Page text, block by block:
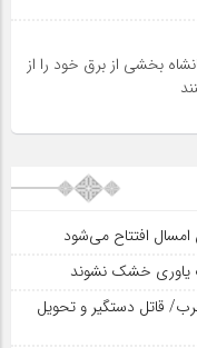
بخشی از برق خود را از
امسال افتتاح می‌شود
یاوری خشک نشوند
قاتل دستگیر و تحویل